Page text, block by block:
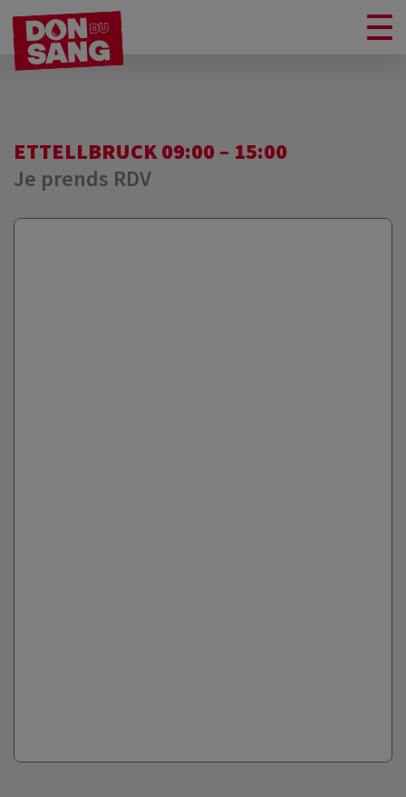
ETTELLBRUCK 09:00 – 15:00
Je prends RDV